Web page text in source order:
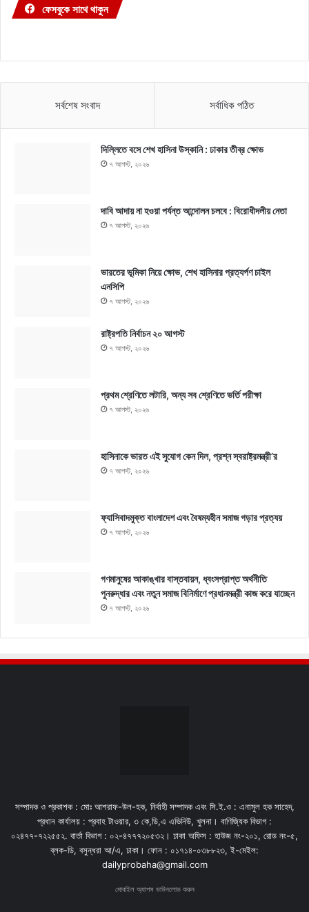
ফেসবুকে সাথে থাকুন
সর্বশেষ সংবাদ সর্বাধিক পঠিত
দিল্লিতে বসে শেখ হাসিনা উস্কানি : ঢাকার তীব্র ক্ষোভ
৭ আগস্ট, ২০২৬
দাবি আদায় না হওয়া পর্যন্ত আন্দোলন চলবে : বিরোধীদলীয় নেতা
৭ আগস্ট, ২০২৬
ভারতের ভূমিকা নিয়ে ক্ষোভ, শেখ হাসিনার প্রত্যর্পণ চাইল
এনসিপি
৭ আগস্ট, ২০২৬
রাষ্ট্রপতি নির্বাচন ২০ আগস্ট
৭ আগস্ট, ২০২৬
প্রথম শ্রেণিতে লটারি, অন্য সব শ্রেণিতে ভর্তি পরীক্ষা
৭ আগস্ট, ২০২৬
হাসিনাকে ভারত এই সুযোগ কেন দিল, প্রশ্ন স্বরাষ্ট্রমন্ত্রী’র
৭ আগস্ট, ২০২৬
ফ্যাসিবাদমুক্ত বাংলাদেশ এবং বৈষম্যহীন সমাজ গড়ার প্রত্যয়
৭ আগস্ট, ২০২৬
গণমানুষের আকাঙ্খার বাস্তবায়ন, ধ্বংসপ্রাপ্ত অর্থনীতি
পুনরুদ্ধার এবং নতুন সমাজ বিনির্মাণে প্রধানমন্ত্রী কাজ করে যাচ্ছেন
৭ আগস্ট, ২০২৬
সম্পাদক ও প্রকাশক : মোঃ আশরাফ-উল-হক, নির্বাহী সম্পাদক এবং সি.ই.ও : এনামুল হক সাহেদ,
প্রধান কার্যালয় : প্রবাহ টাওয়ার, ৩ কে,ডি,এ এভিনিউ, খুলনা। বাণিজ্যিক বিভাগ :
০২৪৭৭-৭২২৫৫২. বার্তা বিভাগ : ০২-৪৭৭৭২০৫৩২। ঢাকা অফিস : হাউজ নং-২০১, রোড নং-৫,
ব্লক-ডি, বসুন্ধরা আ/এ, ঢাকা। ফোন : ০১৭১৪-০৩৮৮২৩, ই-মেইল:
dailyprobaha@gmail.com
মোবাইল অ্যাপস ডাউনলোড করুন